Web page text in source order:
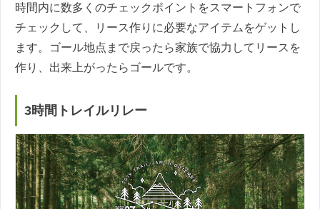
時間内に数多くのチェックポイントをスマートフォンで
チェックして、リース作りに必要なアイテムをゲットし
ます。ゴール地点まで戻ったら家族で協力してリースを
作り、出来上がったらゴールです。
3時間トレイルリレー